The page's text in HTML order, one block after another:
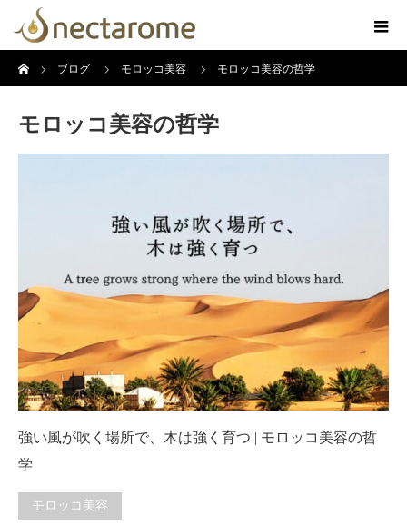
ブログ
モロッコ美容 モロッコ美容の哲学
モロッコ美容の哲学
強い風が吹く場所で、木は強く育つ | モロッコ美容の哲
学
モロッコ美容